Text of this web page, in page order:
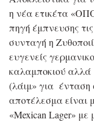
η νέα ετικέτα
πηγή έμπνευσης
συνταγή η
ευγενείς
καλαμποκιού
(λάιμ» για
αποτέλεσμα είναι
«Mexican Lager» με